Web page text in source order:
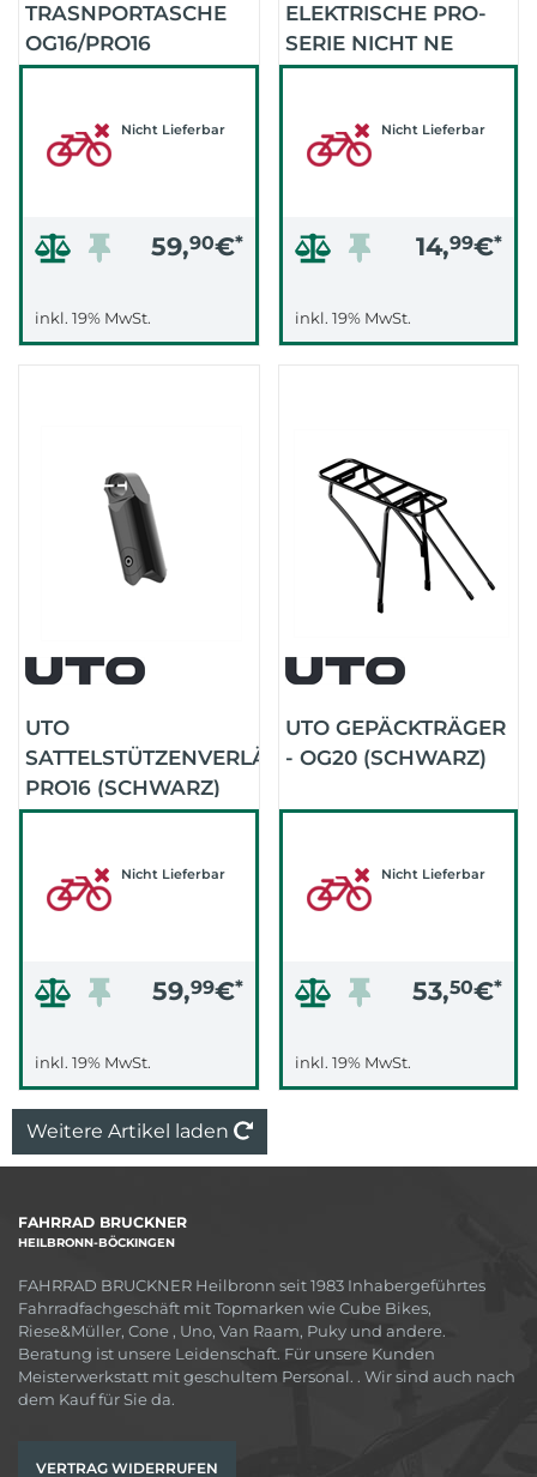
TRASNPORTASCHE
OG16/PRO16
WASSERDICHT
Nicht Lieferbar
59,90€*
inkl. 19% MwSt.
ELEKTRISCHE PRO-
SERIE NICHT NE
(SCHWARZ)
Nicht Lieferbar
14,99€*
inkl. 19% MwSt.
UTO
SATTELSTÜTZENVERLÄNGERUNG
PRO16 (SCHWARZ)
Nicht Lieferbar
59,99€*
inkl. 19% MwSt.
UTO GEPÄCKTRÄGER
- OG20 (SCHWARZ)
Nicht Lieferbar
53,50€*
inkl. 19% MwSt.
Weitere Artikel laden
FAHRRAD BRUCKNER
HEILBRONN-BÖCKINGEN
FAHRRAD BRUCKNER Heilbronn seit 1983 Inhabergeführtes
Fahrradfachgeschäft mit Topmarken wie Cube Bikes,
Riese&Müller, Cone , Uno, Van Raam, Puky und andere.
Beratung ist unsere Leidenschaft. Für unsere Kunden
Meisterwerkstatt mit geschultem Personal. . Wir sind auch nach
dem Kauf für Sie da.
VERTRAG WIDERRUFEN